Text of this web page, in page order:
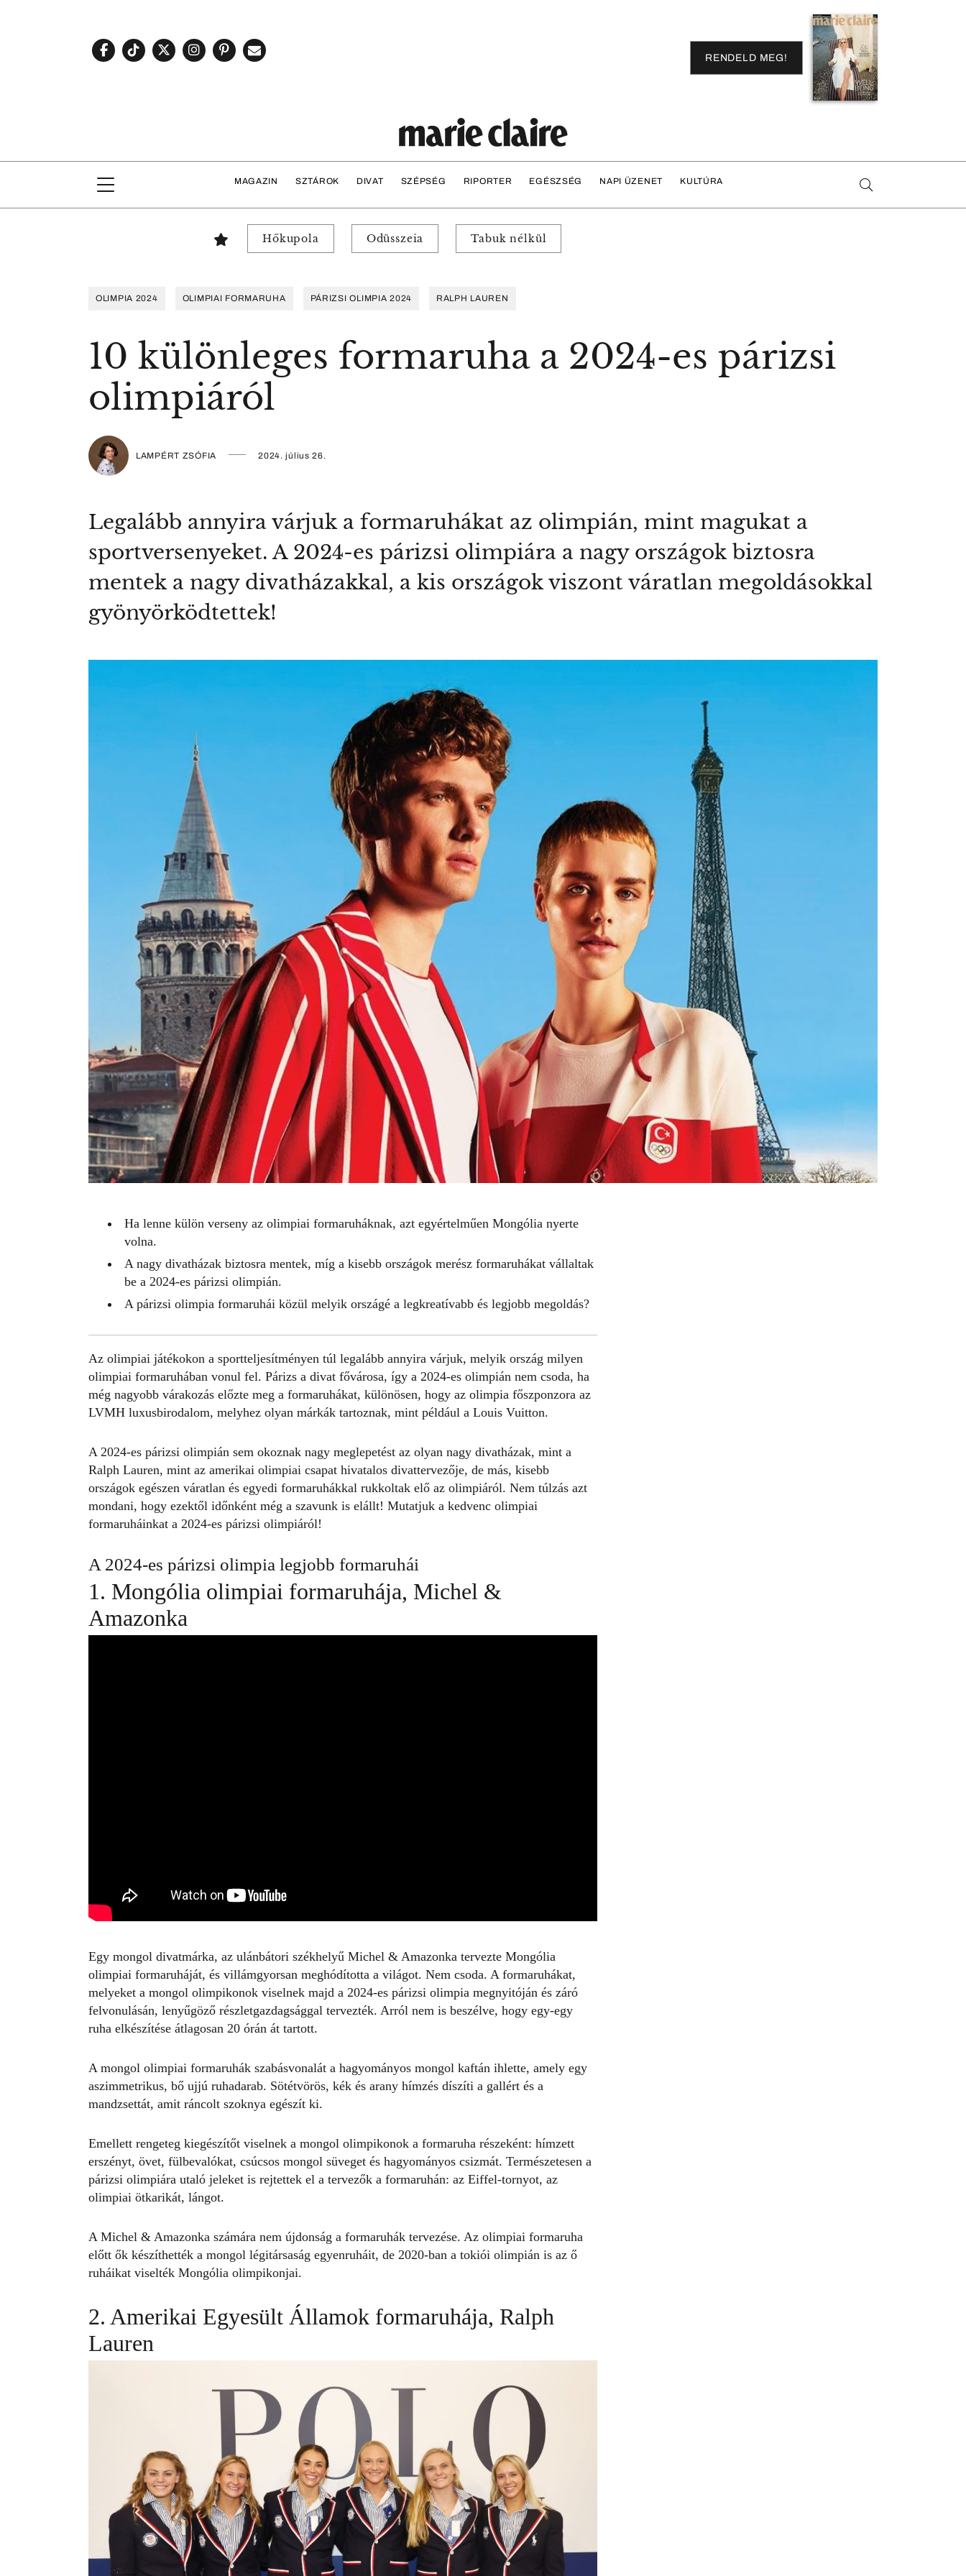
RENDELD MEG!
MAGAZIN SZTÁROK DIVAT SZÉPSÉG RIPORTER EGÉSZSÉG NAPI ÜZENET KULTÚRA
Hőkupola Odüsszeia Tabuk nélkül
OLIMPIA 2024 OLIMPIAI FORMARUHA PÁRIZSI OLIMPIA 2024 RALPH LAUREN
10 különleges formaruha a 2024-es párizsi
olimpiáról
LAMPÉRT ZSÓFIA 2024. július 26.
Legalább annyira várjuk a formaruhákat az olimpián, mint magukat a
sportversenyeket. A 2024-es párizsi olimpiára a nagy országok biztosra
mentek a nagy divatházakkal, a kis országok viszont váratlan megoldásokkal
gyönyörködtettek!
Ha lenne külön verseny az olimpiai formaruháknak, azt egyértelműen Mongólia nyerte
volna.
A nagy divatházak biztosra mentek, míg a kisebb országok merész formaruhákat vállaltak
be a 2024-es párizsi olimpián.
A párizsi olimpia formaruhái közül melyik országé a legkreatívabb és legjobb megoldás?
Az olimpiai játékokon a sportteljesítményen túl legalább annyira várjuk, melyik ország milyen
olimpiai formaruhában vonul fel. Párizs a divat fővárosa, így a 2024-es olimpián nem csoda, ha
még nagyobb várakozás előzte meg a formaruhákat, különösen, hogy az olimpia főszponzora az
LVMH luxusbirodalom, melyhez olyan márkák tartoznak, mint például a Louis Vuitton.
A 2024-es párizsi olimpián sem okoznak nagy meglepetést az olyan nagy divatházak, mint a
Ralph Lauren, mint az amerikai olimpiai csapat hivatalos divattervezője, de más, kisebb
országok egészen váratlan és egyedi formaruhákkal rukkoltak elő az olimpiáról. Nem túlzás azt
mondani, hogy ezektől időnként még a szavunk is elállt! Mutatjuk a kedvenc olimpiai
formaruháinkat a 2024-es párizsi olimpiáról!
A 2024-es párizsi olimpia legjobb formaruhái
1. Mongólia olimpiai formaruhája, Michel &
Amazonka
Egy mongol divatmárka, az ulánbátori székhelyű Michel & Amazonka tervezte Mongólia
olimpiai formaruháját, és villámgyorsan meghódította a világot. Nem csoda. A formaruhákat,
melyeket a mongol olimpikonok viselnek majd a 2024-es párizsi olimpia megnyitóján és záró
felvonulásán, lenyűgöző részletgazdagsággal tervezték. Arról nem is beszélve, hogy egy-egy
ruha elkészítése átlagosan 20 órán át tartott.
A mongol olimpiai formaruhák szabásvonalát a hagyományos mongol kaftán ihlette, amely egy
aszimmetrikus, bő ujjú ruhadarab. Sötétvörös, kék és arany hímzés díszíti a gallért és a
mandzsettát, amit ráncolt szoknya egészít ki.
Emellett rengeteg kiegészítőt viselnek a mongol olimpikonok a formaruha részeként: hímzett
erszényt, övet, fülbevalókat, csúcsos mongol süveget és hagyományos csizmát. Természetesen a
párizsi olimpiára utaló jeleket is rejtettek el a tervezők a formaruhán: az Eiffel-tornyot, az
olimpiai ötkarikát, lángot.
A Michel & Amazonka számára nem újdonság a formaruhák tervezése. Az olimpiai formaruha
előtt ők készíthették a mongol légitársaság egyenruháit, de 2020-ban a tokiói olimpián is az ő
ruháikat viselték Mongólia olimpikonjai.
2. Amerikai Egyesült Államok formaruhája, Ralph
Lauren